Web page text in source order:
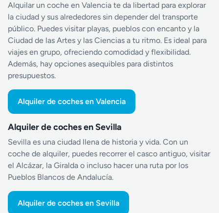
Alquilar un coche en Valencia te da libertad para explorar
la ciudad y sus alrededores sin depender del transporte
público. Puedes visitar playas, pueblos con encanto y la
Ciudad de las Artes y las Ciencias a tu ritmo. Es ideal para
viajes en grupo, ofreciendo comodidad y flexibilidad.
Además, hay opciones asequibles para distintos
presupuestos.
Alquiler de coches en Valencia
Alquiler de coches en Sevilla
Sevilla es una ciudad llena de historia y vida. Con un
coche de alquiler, puedes recorrer el casco antiguo, visitar
el Alcázar, la Giralda o incluso hacer una ruta por los
Pueblos Blancos de Andalucía.
Alquiler de coches en Sevilla